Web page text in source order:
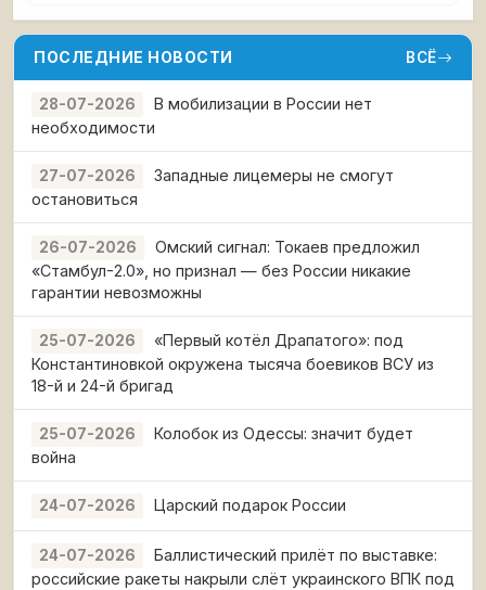
ПОСЛЕДНИЕ НОВОСТИ ВСЁ
28-07-2026
В мобилизации в России нет
необходимости
27-07-2026
Западные лицемеры не смогут
остановиться
26-07-2026
Омский сигнал: Токаев предложил
«Стамбул-2.0», но признал — без России никакие
гарантии невозможны
25-07-2026
«Первый котёл Драпатого»: под
Константиновкой окружена тысяча боевиков ВСУ из
18-й и 24-й бригад
25-07-2026
Колобок из Одессы: значит будет
война
24-07-2026 Царский подарок России
24-07-2026
Баллистический прилёт по выставке:
российские ракеты накрыли слёт украинского ВПК под